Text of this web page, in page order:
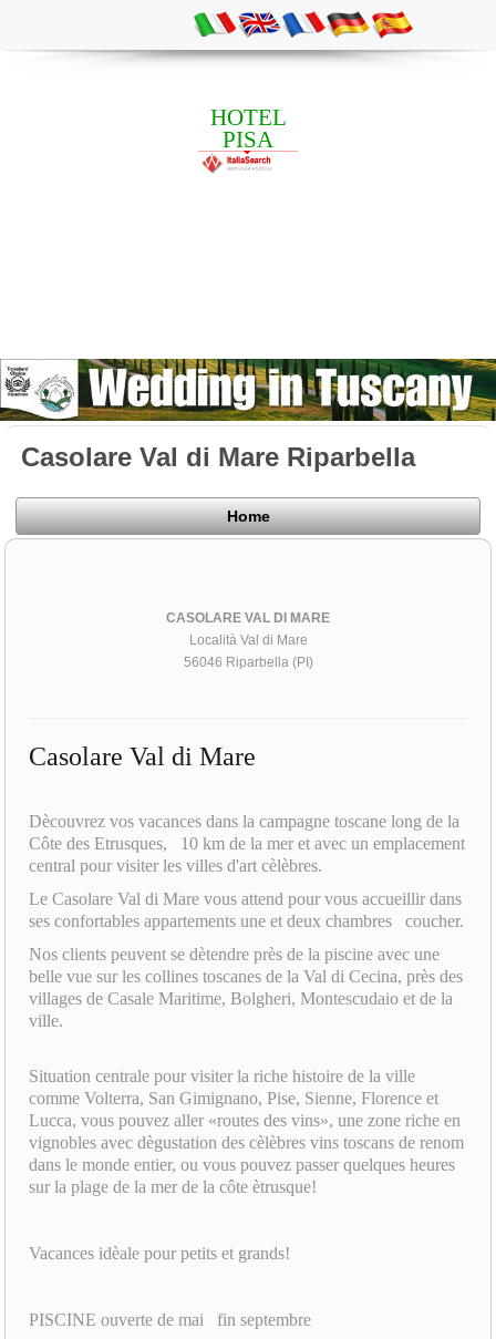
HOTEL
PISA
Casolare Val di Mare Riparbella
Home
CASOLARE VAL DI MARE
Località Val di Mare
56046 Riparbella (PI)
Casolare Val di Mare
Dècouvrez vos vacances dans la campagne toscane long de la
Côte des Etrusques, 10 km de la mer et avec un emplacement
central pour visiter les villes d'art cèlèbres.
Le Casolare Val di Mare vous attend pour vous accueillir dans
ses confortables appartements une et deux chambres coucher.
Nos clients peuvent se dètendre près de la piscine avec une
belle vue sur les collines toscanes de la Val di Cecina, près des
villages de Casale Maritime, Bolgheri, Montescudaio et de la
ville.
Situation centrale pour visiter la riche histoire de la ville
comme Volterra, San Gimignano, Pise, Sienne, Florence et
Lucca, vous pouvez aller «routes des vins», une zone riche en
vignobles avec dègustation des cèlèbres vins toscans de renom
dans le monde entier, ou vous pouvez passer quelques heures
sur la plage de la mer de la côte ètrusque!
Vacances idèale pour petits et grands!
PISCINE ouverte de mai fin septembre